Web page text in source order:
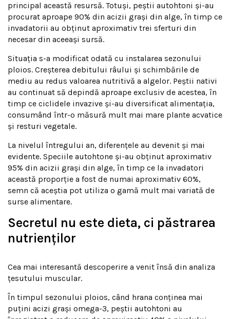
principal această resursă. Totuși, peștii autohtoni și-au
procurat aproape 90% din acizii grași din alge, în timp ce
invadatorii au obținut aproximativ trei sferturi din
necesar din aceeași sursă.
Situația s-a modificat odată cu instalarea sezonului
ploios. Creșterea debitului râului și schimbările de
mediu au redus valoarea nutritivă a algelor. Peștii nativi
au continuat să depindă aproape exclusiv de acestea, în
timp ce ciclidele invazive și-au diversificat alimentația,
consumând într-o măsură mult mai mare plante acvatice
și resturi vegetale.
La nivelul întregului an, diferențele au devenit și mai
evidente. Speciile autohtone și-au obținut aproximativ
95% din acizii grași din alge, în timp ce la invadatori
această proporție a fost de numai aproximativ 60%,
semn că aceștia pot utiliza o gamă mult mai variată de
surse alimentare.
Secretul nu este dieta, ci păstrarea
nutrienților
Cea mai interesantă descoperire a venit însă din analiza
țesutului muscular.
În timpul sezonului ploios, când hrana conținea mai
puțini acizi grași omega-3, peștii autohtoni au